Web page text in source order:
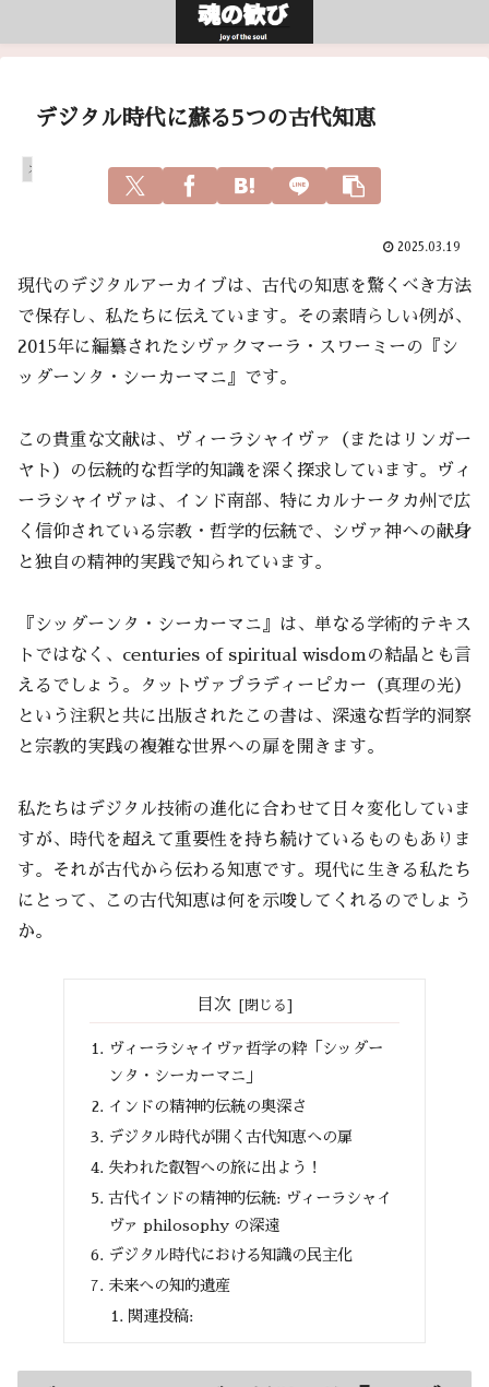
デジタル時代に蘇る5つの古代知恵
スピリチュアル
2025.03.19
現代のデジタルアーカイブは、古代の知恵を驚くべき方法
で保存し、私たちに伝えています。その素晴らしい例が、
2015年に編纂されたシヴァクマーラ・スワーミーの『シ
ッダーンタ・シーカーマニ』です。
この貴重な文献は、ヴィーラシャイヴァ（またはリンガー
ヤト）の伝統的な哲学的知識を深く探求しています。ヴィ
ーラシャイヴァは、インド南部、特にカルナータカ州で広
く信仰されている宗教・哲学的伝統で、シヴァ神への献身
と独自の精神的実践で知られています。
『シッダーンタ・シーカーマニ』は、単なる学術的テキス
トではなく、centuries of spiritual wisdomの結晶とも言
えるでしょう。タットヴァプラディーピカー（真理の光）
という注釈と共に出版されたこの書は、深遠な哲学的洞察
と宗教的実践の複雑な世界への扉を開きます。
私たちはデジタル技術の進化に合わせて日々変化していま
すが、時代を超えて重要性を持ち続けているものもありま
す。それが古代から伝わる知恵です。現代に生きる私たち
にとって、この古代知恵は何を示唆してくれるのでしょう
か。
目次
ヴィーラシャイヴァ哲学の粋「シッダー
ンタ・シーカーマニ」
インドの精神的伝統の奥深さ
デジタル時代が開く古代知恵への扉
失われた叡智への旅に出よう！
古代インドの精神的伝統: ヴィーラシャイ
ヴァ philosophy の深遠
デジタル時代における知識の民主化
未来への知的遺産
関連投稿: